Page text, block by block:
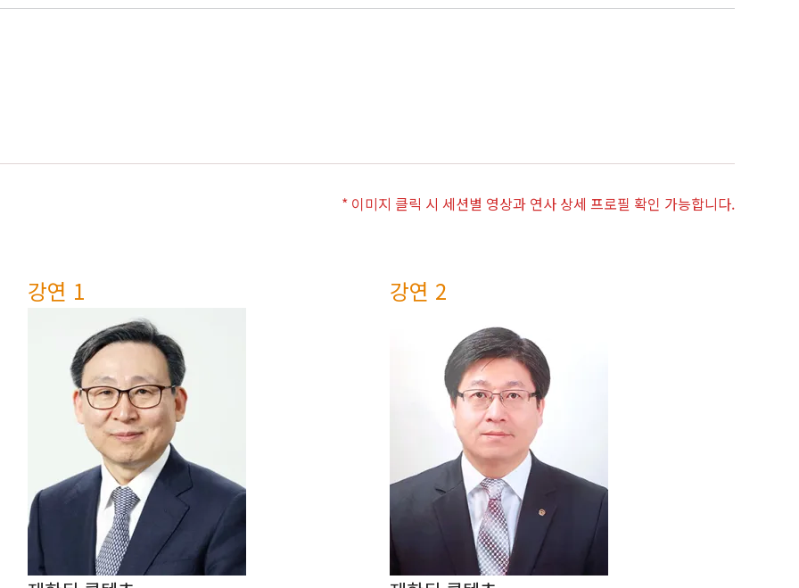
* 이미지 클릭 시 세션별 영상과 연사 상세 프로필 확인 가능합니다.
강연 1 강연 2